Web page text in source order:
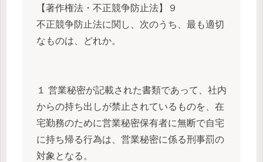
【著作権法・不正競争防止法】９
不正競争防止法に関し、次のうち、最も適切
なものは、どれか。
１ 営業秘密が記載された書類であって、社内
からの持ち出しが禁止されているものを、在
宅勤務のために営業秘密保有者に無断で自宅
に持ち帰る行為は、営業秘密に係る刑事罰の
対象となる。